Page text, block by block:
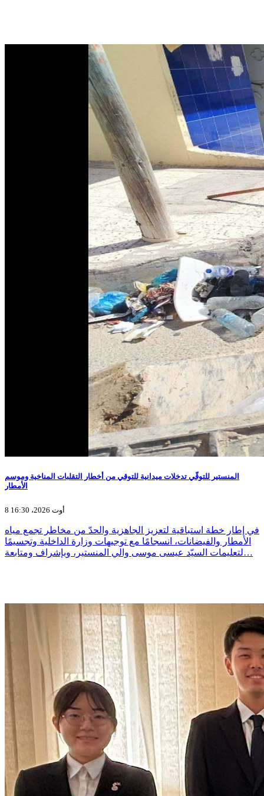
المنستير للتوقّي تدخلات ميدانية للتوقي من أخطار التقلبات المناخية وموسم
الأمطار
8 أوت 2026، 16:30
في إطار خطة استباقية لتعزيز الجاهزية والحدّ من مخاطر تجمع مياه
الأمطار والفيضانات، انسجامًا مع توجيهات وزارة الداخلية وتجسيمًا
لتعليمات السيّد عيسى موسى والي المنستير، وبإشراف ومتابعة…